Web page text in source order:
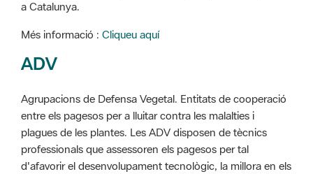
a Catalunya.
Més informació : Cliqueu aquí
ADV
Agrupacions de Defensa Vegetal. Entitats de cooperació
entre els pagesos per a lluitar contra les malalties i
plagues de les plantes. Les ADV disposen de tècnics
professionals que assessoren els pagesos per tal
d'afavorir el desenvolupament tecnològic, la millora en els